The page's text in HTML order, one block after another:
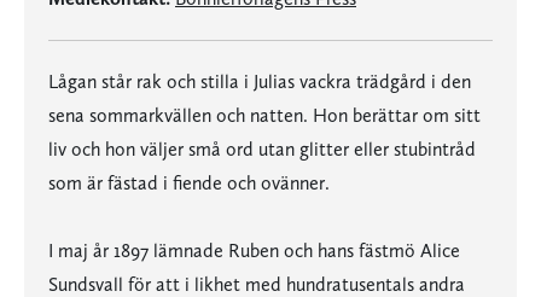
Lågan står rak och stilla i Julias vackra trädgård i den
sena sommarkvällen och natten. Hon berättar om sitt
liv och hon väljer små ord utan glitter eller stubintråd
som är fästad i fiende och ovänner.
I maj år 1897 lämnade Ruben och hans fästmö Alice
Sundsvall för att i likhet med hundratusentals andra